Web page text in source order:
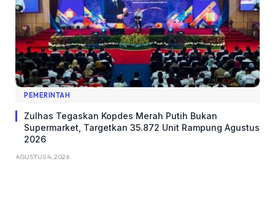
PEMERINTAH
Zulhas Tegaskan Kopdes Merah Putih Bukan
Supermarket, Targetkan 35.872 Unit Rampung Agustus
2026
AGUSTUS 4, 2026